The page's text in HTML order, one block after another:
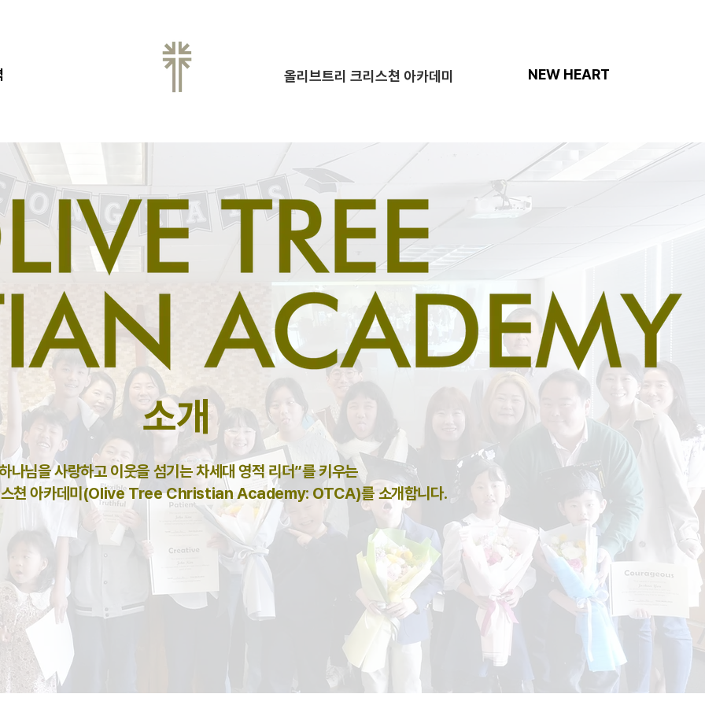
올리브트리 크리스쳔 아카데미 NEW HEART
소개
나님을 사랑하고 이웃을 섬기는 차세대 영적 리더”를 키우는
스쳔 아카데미(Olive Tree Christian Academy: OTCA)를 소개합니다.